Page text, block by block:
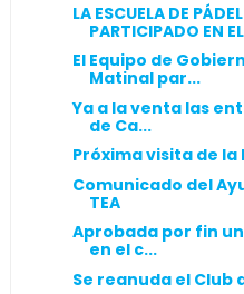
LA ESCUELA DE
PARTICIPADO EN
El Equipo de
Matinal par...
Ya a la venta las
de Ca...
Próxima visita de la
Comunicado del
TEA
Aprobada por fin
en el c...
Se reanuda el Club